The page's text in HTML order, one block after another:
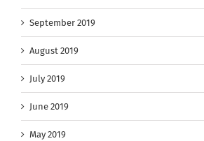
September 2019
August 2019
July 2019
June 2019
May 2019